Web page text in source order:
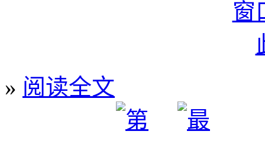
» 阅读全文